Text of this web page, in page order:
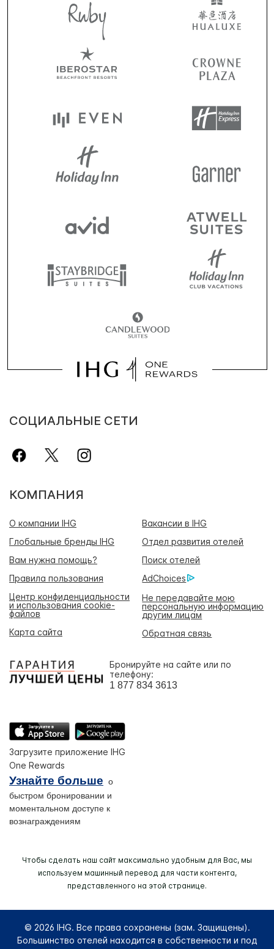
СОЦИАЛЬНЫЕ СЕТИ
КОМПАНИЯ
О компании IHG
Вакансии в IHG
Глобальные бренды IHG
Отдел развития отелей
Вам нужна помощь?
Поиск отелей
Правила пользования
AdChoices
Центр конфиденциальности
и использования cookie-
файлов
Не передавайте мою
персональную информацию
другим лицам
Карта сайта
Обратная связь
Бронируйте на сайте или по
телефону:
1 877 834 3613
Загрузите приложение IHG
One Rewards
Узнайте больше о
быстром бронировании и
моментальном доступе к
вознаграждениям
Чтобы сделать наш сайт максимально удобным для Вас, мы
используем машинный перевод для части контента,
представленного на этой странице.
© 2026 IHG. Все права сохранены (зам. Защищены).
Большинство отелей находится в собственности и под